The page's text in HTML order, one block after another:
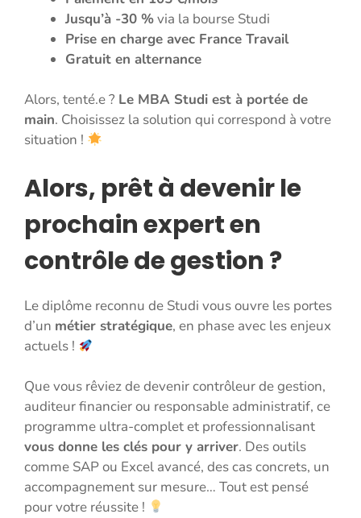
Jusqu’à -30 %via la bourse Studi
Prise en charge avec France Travail
Gratuit en alternance
Alors, tenté.e ? Le MBA Studi est à portée de
main. Choisissez la solution qui correspond à votre
situation !
Alors, prêt à devenir le
prochain expert en
contrôle de gestion ?
Le diplôme reconnu de Studi vous ouvre les portes
d’un métier stratégique, en phase avec les enjeux
actuels !
Que vous rêviez de devenir contrôleur de gestion,
auditeur financier ou responsable administratif, ce
programme ultra-complet et professionnalisant
vous donne les clés pour y arriver. Des outils
comme SAP ou Excel avancé, des cas concrets, un
accompagnement sur mesure… Tout est pensé
pour votre réussite !